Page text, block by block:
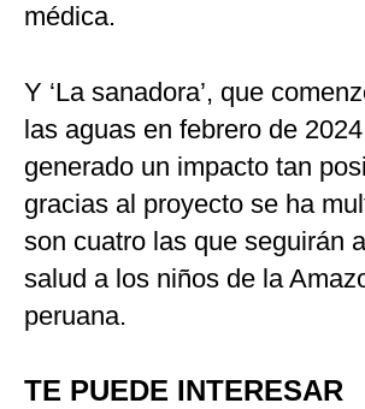
médica.
Y ‘La sanadora’, que
las aguas en febrero de
generado un impacto tan
gracias al proyecto se ha
son cuatro las que seguirán
salud a los niños de la
peruana.
TE PUEDE INTERESAR